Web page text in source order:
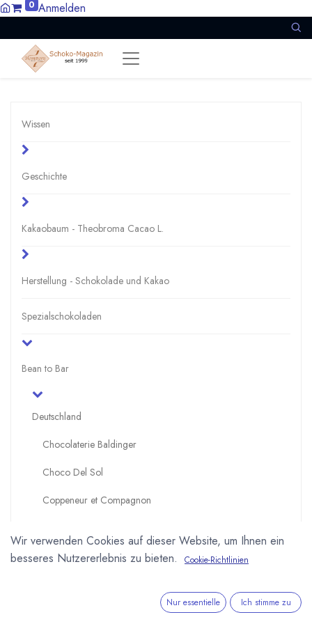
0 Anmelden
Wissen
Geschichte
Kakaobaum - Theobroma Cacao L.
Herstellung - Schokolade und Kakao
Spezialschokoladen
Bean to Bar
Deutschland
Chocolaterie Baldinger
Choco Del Sol
Coppeneur et Compagnon
Edelmond Chocolatiers
Wir verwenden Cookies auf dieser Website, um Ihnen ein
besseres Nutzererlebnis zu bieten.
Cookie-Richtlinien
Nur essentielle Ich stimme zu